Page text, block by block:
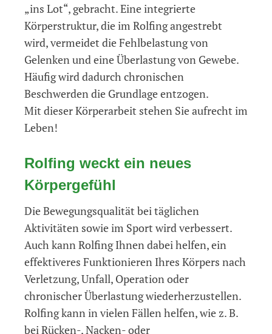
„ins Lot“, gebracht. Eine integrierte
Körperstruktur, die im Rolfing angestrebt
wird, vermeidet die Fehlbelastung von
Gelenken und eine Überlastung von Gewebe.
Häufig wird dadurch chronischen
Beschwerden die Grundlage entzogen.
Mit dieser Körperarbeit stehen Sie aufrecht im
Leben!
Rolfing weckt ein neues
Körpergefühl
Die Bewegungsqualität bei täglichen
Aktivitäten sowie im Sport wird verbessert.
Auch kann Rolfing Ihnen dabei helfen, ein
effektiveres Funktionieren Ihres Körpers nach
Verletzung, Unfall, Operation oder
chronischer Überlastung wiederherzustellen.
Rolfing kann in vielen Fällen helfen, wie z. B.
bei Rücken-, Nacken- oder